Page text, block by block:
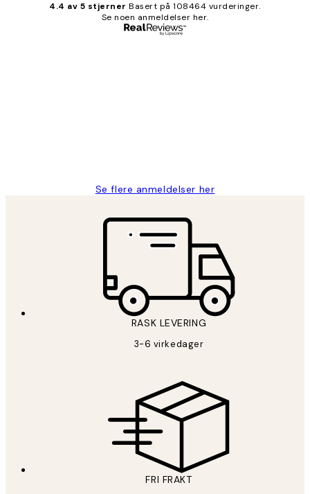
4.4 av 5 stjerner Basert på 108464 vurderinger.
Se noen anmeldelser her.
Se flere anmeldelser her
RASK LEVERING
3-6 virkedager
FRI FRAKT